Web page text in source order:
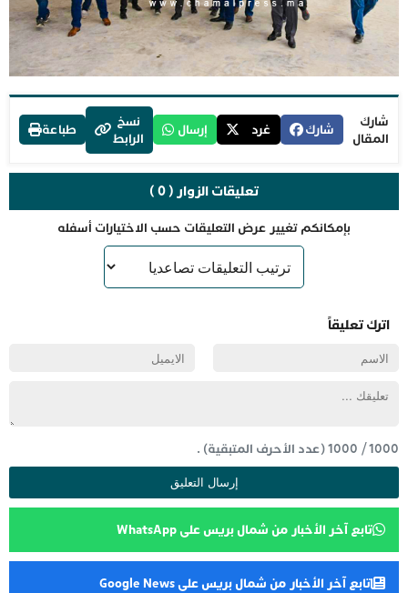
شارك
المقال
شارك غرد إرسال
نسخ
الرابط
طباعة
تعليقات الزوار ( 0 )
بإمكانكم تغيير عرض التعليقات حسب الاختيارات أسفله
اترك تعليقاً
1000
/
1000(عدد الأحرف المتبقية) .
تابع آخر الأخبار من شمال بريس على WhatsApp
تابع آخر الأخبار من شمال بريس على Google News